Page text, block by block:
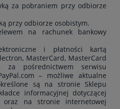
za pobraniem przy odbiorze
przy odbiorze osobistym.
na rachunek bankowy
i płatności kartą
MasterCard, MasterCard
za pośrednictwem serwisu
– możliwe aktualne
są na stronie Sklepu
informacyjnej dotyczącej
oraz na stronie internetowej